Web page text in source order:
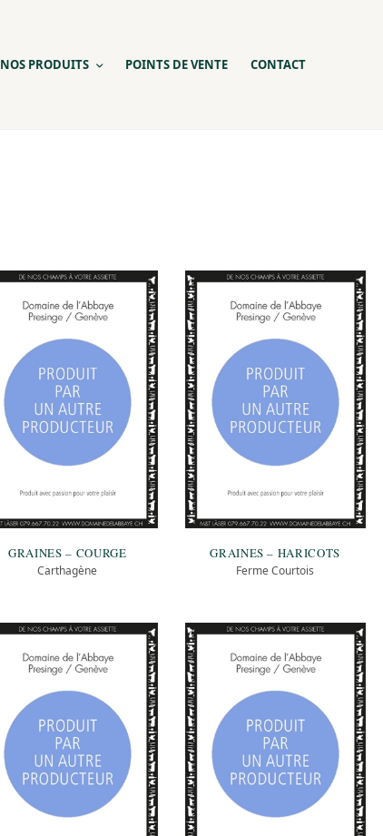
NOS PRODUITS POINTS DE VENTE CONTACT
GRAINES – COURGE
Carthagène
GRAINES – HARICOTS
Ferme Courtois